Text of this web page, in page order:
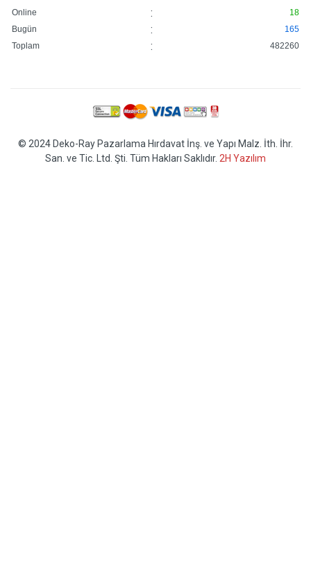
Online :
18
Bugün
:
165
Toplam
: 482260
© 2024 Deko-Ray Pazarlama Hırdavat İnş. ve Yapı Malz. İth. İhr.
San. ve Tic. Ltd. Şti. Tüm Hakları Saklıdır. 2H Yazılım